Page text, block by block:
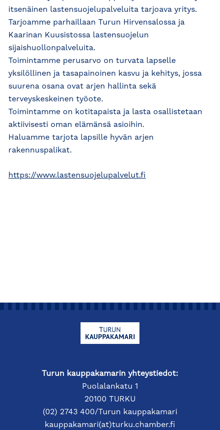
itsenäinen lastensuojelupalveluita tarjoava yritys.
Tarjoamme parhaillaan Turun Hirvensalossa ja
Kaarinan Kuusistossa lastensuojelun
sijaishuollonpalveluita.
Toimintamme perusarvo on turvata lapselle
yksilöllinen ja tasapainoinen kasvu ja kehitys, jossa
suurena osana ovat arjen hallinta sekä
terveyskeskeinen työote.
Toimintamme on kotitapaista ja lasta osallistetaan
aktiivisesti oman elämänsä asioihin.
Haluamme tarjota lapsille hyvän arjen
rakennuspalikat.
https://www.lastensuojelupalvelut.fi
Turun kauppakamarin yhteystiedot:
Puolalankatu 1
20100 TURKU
(02) 2743 400/Turun kauppakamari
kauppakamari(at)turku.chamber.fi